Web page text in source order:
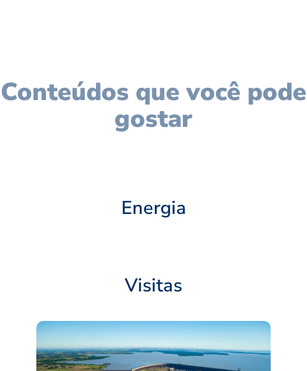
Conteúdos que você pode
gostar
Energia
Visitas